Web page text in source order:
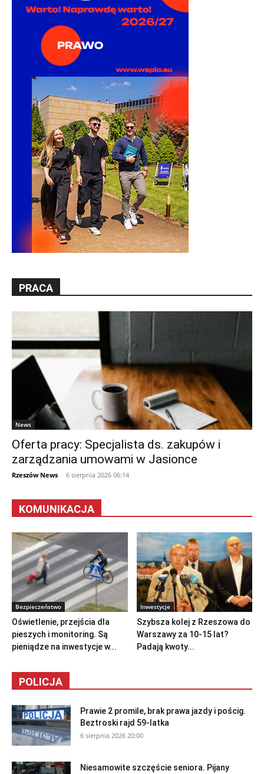
PRACA
News
Oferta pracy: Specjalista ds. zakupów i
zarządzania umowami w Jasionce
Rzeszów News - 6 sierpnia 2026 06:14
KOMUNIKACJA
Bezpieczeństwo
Oświetlenie, przejścia dla
pieszych i monitoring. Są
pieniądze na inwestycje w...
Inwestycje
Szybsza kolej z Rzeszowa do
Warszawy za 10-15 lat?
Padają kwoty...
POLICJA
Prawie 2 promile, brak prawa jazdy i pościg.
Beztroski rajd 59-latka
6 sierpnia 2026 20:00
Niesamowite szczęście seniora. Pijany